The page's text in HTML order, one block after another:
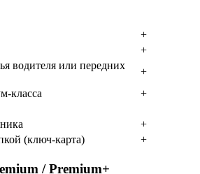
+
+
водителя или передних
+
класса
+
+
(ключ-карта)
+
/ Premium+